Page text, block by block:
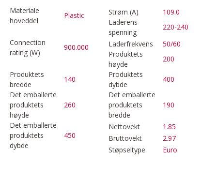
Materiale
hoveddel
Plastic Strøm (A)
109.0
Laderens
spenning
220-240
Connection
rating (W)
900.000 Laderfrekvens
50/60
Produktets
høyde
200
Produktets
bredde
140
Produktets
dybde
400
Det emballerte
produktets
høyde
260
Det emballerte
produktets
bredde
190
Det emballerte
produktets
dybde
450
Nettovekt
1.85
Bruttovekt
2.97
Støpseltype
Euro